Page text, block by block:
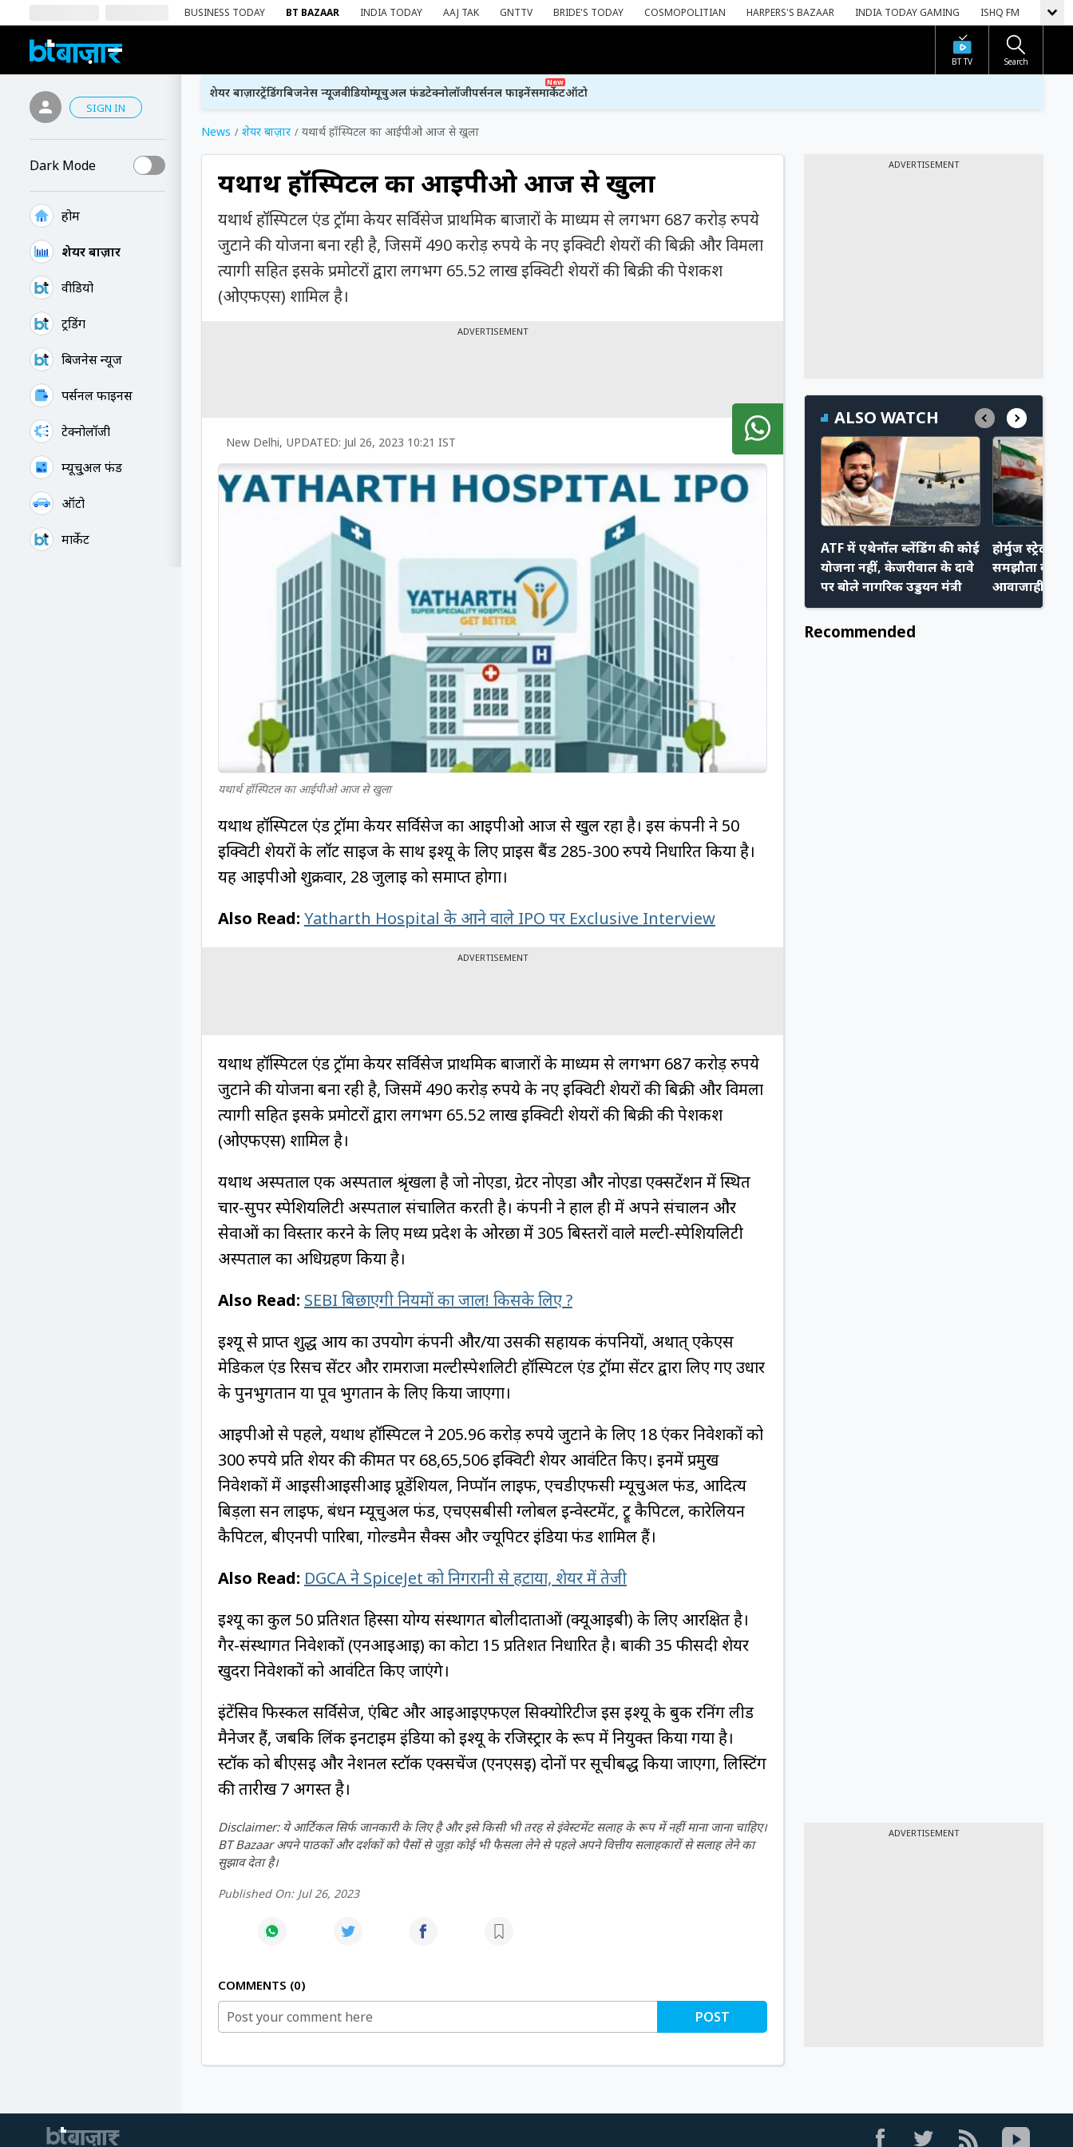
BUSINESS TODAY BT BAZAAR INDIA TODAY AAJ TAK GNTTV BRIDE'S TODAY COSMOPOLITIAN HARPERS'S BAZAAR INDIA TODAY GAMING ISHQ FM
BT TV Search
SIGN IN
Dark Mode
होम
शेयर बाज़ार
वीडियो
ट्रेंडिंग
बिजनेस न्यूज
पर्सनल फाइनेंस
टेक्नोलॉजी
म्यूचु्अल फंड
ऑटो
मार्केट
शेयर बाज़ारट्रेंडिंगबिजनेस न्यूजवीडियोम्यूचुअल फंडटेक्नोलॉजीपर्सनल फाइनेंस
New
मार्केटऑटो
News शेयर बाज़ार यथार्थ हॉस्पिटल का आईपीओ आज से खुला
यथार्थ हॉस्पिटल का आईपीओ आज से खुला
यथार्थ हॉस्पिटल एंड ट्रॉमा केयर सर्विसेज प्राथमिक बाजारों के माध्यम से लगभग 687 करोड़ रुपये
जुटाने की योजना बना रही है, जिसमें 490 करोड़ रुपये के नए इक्विटी शेयरों की बिक्री और विमला
त्यागी सहित इसके प्रमोटरों द्वारा लगभग 65.52 लाख इक्विटी शेयरों की बिक्री की पेशकश
(ओएफएस) शामिल है।
ADVERTISEMENT
New Delhi, UPDATED: Jul 26, 2023 10:21 IST
यथार्थ हॉस्पिटल का आईपीओ आज से खुला
यथार्थ हॉस्पिटल एंड ट्रॉमा केयर सर्विसेज का आईपीओ आज से खुल रहा है। इस कंपनी ने 50
इक्विटी शेयरों के लॉट साइज के साथ इश्यू के लिए प्राइस बैंड 285-300 रुपये निर्धारित किया है।
यह आईपीओ शुक्रवार, 28 जुलाई को समाप्त होगा।
Also Read: Yatharth Hospital के आने वाले IPO पर Exclusive Interview
ADVERTISEMENT
यथार्थ हॉस्पिटल एंड ट्रॉमा केयर सर्विसेज प्राथमिक बाजारों के माध्यम से लगभग 687 करोड़ रुपये
जुटाने की योजना बना रही है, जिसमें 490 करोड़ रुपये के नए इक्विटी शेयरों की बिक्री और विमला
त्यागी सहित इसके प्रमोटरों द्वारा लगभग 65.52 लाख इक्विटी शेयरों की बिक्री की पेशकश
(ओएफएस) शामिल है।
यथार्थ अस्पताल एक अस्पताल श्रृंखला है जो नोएडा, ग्रेटर नोएडा और नोएडा एक्सटेंशन में स्थित
चार-सुपर स्पेशियलिटी अस्पताल संचालित करती है। कंपनी ने हाल ही में अपने संचालन और
सेवाओं का विस्तार करने के लिए मध्य प्रदेश के ओरछा में 305 बिस्तरों वाले मल्टी-स्पेशियलिटी
अस्पताल का अधिग्रहण किया है।
Also Read: SEBI बिछाएगी नियमों का जाल! किसके लिए ?
इश्यू से प्राप्त शुद्ध आय का उपयोग कंपनी और/या उसकी सहायक कंपनियों, अर्थात् एकेएस
मेडिकल एंड रिसर्च सेंटर और रामराजा मल्टीस्पेशलिटी हॉस्पिटल एंड ट्रॉमा सेंटर द्वारा लिए गए उधार
के पुनर्भुगतान या पूर्व भुगतान के लिए किया जाएगा।
आईपीओ से पहले, यथार्थ हॉस्पिटल ने 205.96 करोड़ रुपये जुटाने के लिए 18 एंकर निवेशकों को
300 रुपये प्रति शेयर की कीमत पर 68,65,506 इक्विटी शेयर आवंटित किए। इनमें प्रमुख
निवेशकों में आईसीआईसीआई प्रूडेंशियल, निप्पॉन लाइफ, एचडीएफसी म्यूचुअल फंड, आदित्य
बिड़ला सन लाइफ, बंधन म्यूचुअल फंड, एचएसबीसी ग्लोबल इन्वेस्टमेंट, ट्रू कैपिटल, कारेलियन
कैपिटल, बीएनपी पारिबा, गोल्डमैन सैक्स और ज्यूपिटर इंडिया फंड शामिल हैं।
Also Read: DGCA ने SpiceJet को निगरानी से हटाया, शेयर में तेजी
इश्यू का कुल 50 प्रतिशत हिस्सा योग्य संस्थागत बोलीदाताओं (क्यूआईबी) के लिए आरक्षित है।
गैर-संस्थागत निवेशकों (एनआईआई) का कोटा 15 प्रतिशत निर्धारित है। बाकी 35 फीसदी शेयर
खुदरा निवेशकों को आवंटित किए जाएंगे।
इंटेंसिव फिस्कल सर्विसेज, एंबिट और आईआईएफएल सिक्योरिटीज इस इश्यू के बुक रनिंग लीड
मैनेजर हैं, जबकि लिंक इनटाइम इंडिया को इश्यू के रजिस्ट्रार के रूप में नियुक्त किया गया है।
स्टॉक को बीएसई और नेशनल स्टॉक एक्सचेंज (एनएसई) दोनों पर सूचीबद्ध किया जाएगा, लिस्टिंग
की तारीख 7 अगस्त है।
Disclaimer: ये आर्टिकल सिर्फ जानकारी के लिए है और इसे किसी भी तरह से इंवेस्टमेंट सलाह के रूप में नहीं माना जाना चाहिए।
BT Bazaar अपने पाठकों और दर्शकों को पैसों से जुड़ा कोई भी फैसला लेने से पहले अपने वित्तीय सलाहकारों से सलाह लेने का
सुझाव देता है।
Published On: Jul 26, 2023
COMMENTS 0
POST
ADVERTISEMENT
ALSO WATCH
ATF में एथेनॉल ब्लेंडिंग की कोई
योजना नहीं, केजरीवाल के दावे
पर बोले नागरिक उड्डयन मंत्री
होर्मुज स्ट्रेट
समझौता
आवाजाही हो
Recommended
ADVERTISEMENT